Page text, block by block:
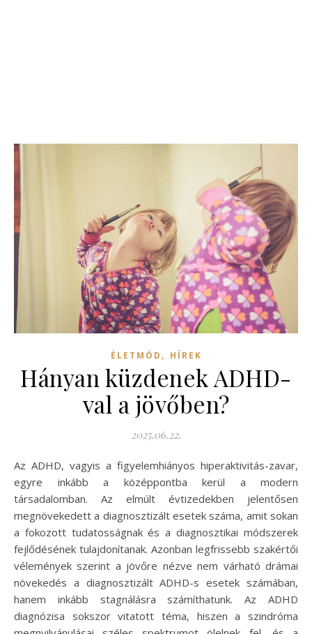
ÉLETMÓD , HÍREK
Hányan küzdenek ADHD-
val a jövőben?
2025.06.22.
Az ADHD, vagyis a figyelemhiányos hiperaktivitás-zavar,
egyre inkább a középpontba kerül a modern
társadalomban. Az elmúlt évtizedekben jelentősen
megnövekedett a diagnosztizált esetek száma, amit sokan
a fokozott tudatosságnak és a diagnosztikai módszerek
fejlődésének tulajdonítanak. Azonban legfrissebb szakértői
vélemények szerint a jövőre nézve nem várható drámai
növekedés a diagnosztizált ADHD-s esetek számában,
hanem inkább stagnálásra számíthatunk. Az ADHD
diagnózisa sokszor vitatott téma, hiszen a szindróma